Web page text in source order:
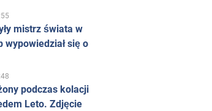
mistrz świata w
wypowiedział się o
podczas kolacji
Leto. Zdjęcie